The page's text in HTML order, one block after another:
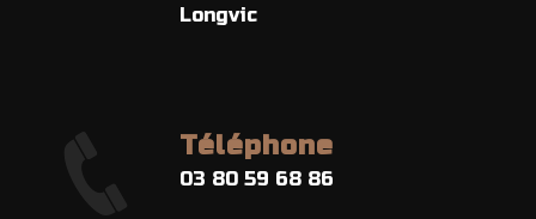
Longvic
Téléphone
03 80 59 68 86